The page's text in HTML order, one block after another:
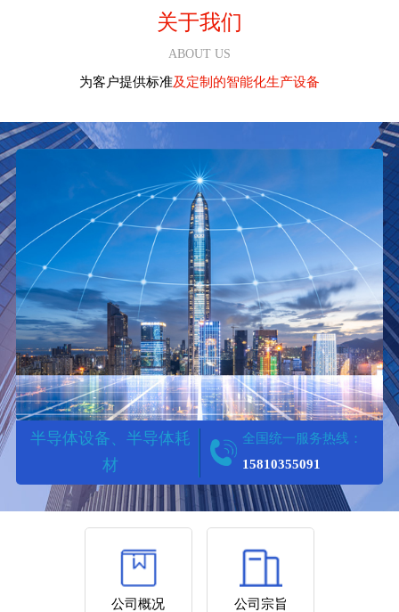
1 2 3
关于我们
ABOUT US
为客户提供标准及定制的智能化生产设备
半导体设备、半导体耗
材
SPECIALIZING IN UNLOCKING
全国统一服务热线：
15810355091
公司概况 公司宗旨